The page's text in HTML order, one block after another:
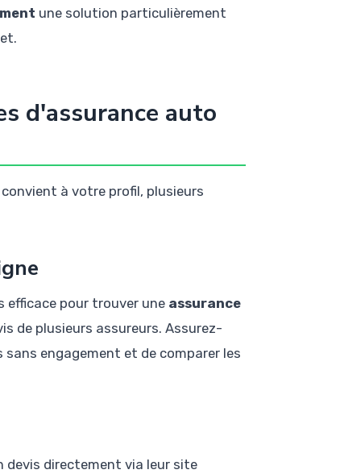
une solution particulièrement
d'assurance auto
à votre profil, plusieurs
efficace pour trouver une assurance
de plusieurs assureurs. Assurez-
engagement et de comparer les
devis directement via leur site